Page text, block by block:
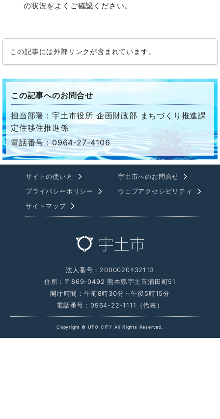
の状況をよくご確認ください。
この記事には外部リンクが含まれています。
この記事へのお問合せ
担当部署：宇土市役所 企画財政部 まちづくり推進課
定住移住推進係
電話番号：0964-27-4106
サイトの使い方
宇土市へのお問合せ
プライバシーポリシー
ウェブアクセシビリティ
サイトマップ
法人番号：2000020432113
住所：〒869-0492 熊本県宇土市浦田町51
開庁時間：午前8時30分～午後5時15分
電話番号：0964-22-1111（代表）
Copyright © UTO CITY All Rights Reserved.